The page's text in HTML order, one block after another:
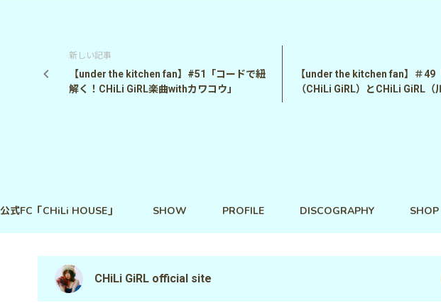
新しい記事
【under the kitchen fan】#51「コードで紐
解く！CHiLi GiRL楽曲withカワコウ」
【under the kitchen fan】＃49
（CHiLi GiRL）とCHiLi GiRL（
公式FC「CHiLi HOUSE」 SHOW PROFILE DISCOGRAPHY SHOP
CHiLi GiRL official site